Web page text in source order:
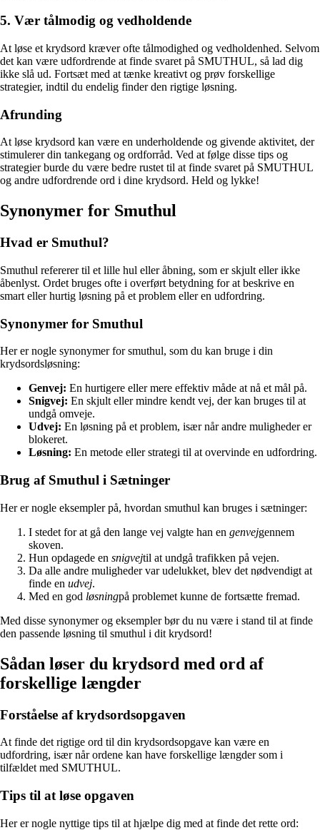
5. Vær tålmodig og vedholdende
At løse et krydsord kræver ofte tålmodighed og vedholdenhed. Selvom
det kan være udfordrende at finde svaret på SMUTHUL, så lad dig
ikke slå ud. Fortsæt med at tænke kreativt og prøv forskellige
strategier, indtil du endelig finder den rigtige løsning.
Afrunding
At løse krydsord kan være en underholdende og givende aktivitet, der
stimulerer din tankegang og ordforråd. Ved at følge disse tips og
strategier burde du være bedre rustet til at finde svaret på SMUTHUL
og andre udfordrende ord i dine krydsord. Held og lykke!
Synonymer for Smuthul
Hvad er Smuthul?
Smuthul refererer til et lille hul eller åbning, som er skjult eller ikke
åbenlyst. Ordet bruges ofte i overført betydning for at beskrive en
smart eller hurtig løsning på et problem eller en udfordring.
Synonymer for Smuthul
Her er nogle synonymer for smuthul, som du kan bruge i din
krydsordsløsning:
Genvej: En hurtigere eller mere effektiv måde at nå et mål på.
Snigvej: En skjult eller mindre kendt vej, der kan bruges til at
undgå omveje.
Udvej: En løsning på et problem, især når andre muligheder er
blokeret.
Løsning: En metode eller strategi til at overvinde en udfordring.
Brug af Smuthul i Sætninger
Her er nogle eksempler på, hvordan smuthul kan bruges i sætninger:
I stedet for at gå den lange vej valgte han en genvejgennem
skoven.
Hun opdagede en snigvejtil at undgå trafikken på vejen.
Da alle andre muligheder var udelukket, blev det nødvendigt at
finde en udvej.
Med en god løsningpå problemet kunne de fortsætte fremad.
Med disse synonymer og eksempler bør du nu være i stand til at finde
den passende løsning til smuthul i dit krydsord!
Sådan løser du krydsord med ord af
forskellige længder
Forståelse af krydsordsopgaven
At finde det rigtige ord til din krydsordsopgave kan være en
udfordring, især når ordene kan have forskellige længder som i
tilfældet med SMUTHUL.
Tips til at løse opgaven
Her er nogle nyttige tips til at hjælpe dig med at finde det rette ord: